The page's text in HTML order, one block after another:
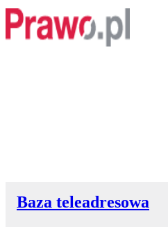
Baza teleadresowa